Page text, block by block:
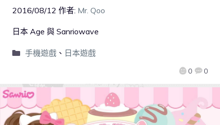
2016/08/12 作者: Mr. Qoo
0 0
日本 Age 與 Sanriowave
手機遊戲、 日本遊戲